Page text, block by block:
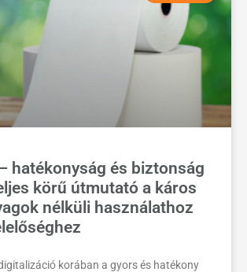
hatékonyság és biztonság
körű útmutató a káros
nélküli használathoz
korában a gyors és hatékony